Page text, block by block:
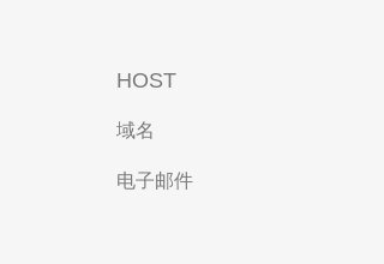
HOST
域名
电子邮件